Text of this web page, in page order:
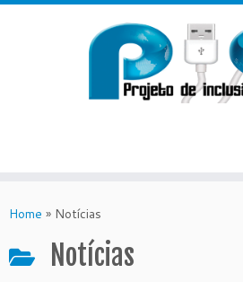
toHome » Notícias
Notícias